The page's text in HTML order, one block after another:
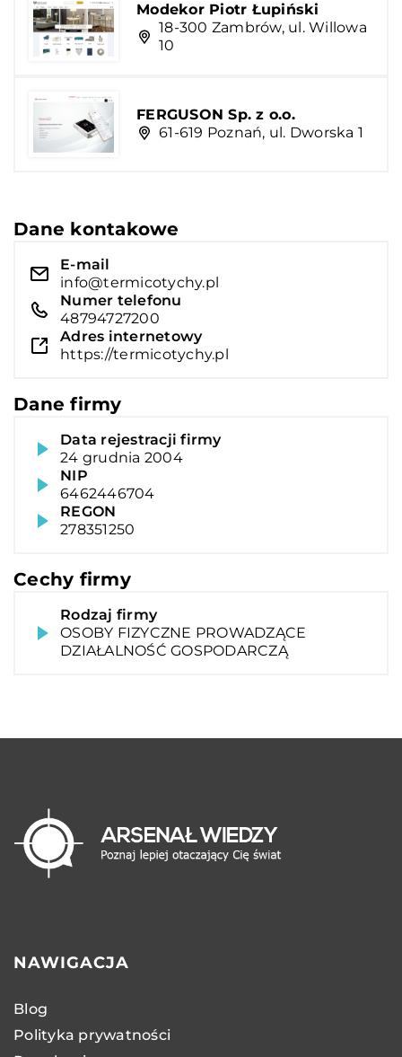
Modekor Piotr Łupiński
18-300 Zambrów, ul. Willowa
10
FERGUSON Sp. z o.o.
61-619 Poznań, ul. Dworska 1
Dane kontakowe
E-mail
info@termicotychy.pl
Numer telefonu
48794727200
Adres internetowy
https://termicotychy.pl
Dane firmy
Data rejestracji firmy
24 grudnia 2004
NIP
6462446704
REGON
278351250
Cechy firmy
Rodzaj firmy
OSOBY FIZYCZNE PROWADZĄCE
DZIAŁALNOŚĆ GOSPODARCZĄ
NAWIGACJA
Blog
Polityka prywatności